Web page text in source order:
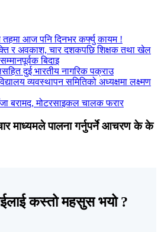
आज पनि दिनभर कर्फ्यु कायम !
र अवकाश, चार दशकपछि शिक्षक तथा खेल
बिदाइ
दुई भारतीय नागरिक पक्राउ
व्यवस्थापन समितिको अध्यक्षमा लक्ष्मण
बरामद, मोटरसाइकल चालक फरार
माध्यमले पालना गर्नुपर्ने आचरण के के
कस्तो महसुस भयो ?